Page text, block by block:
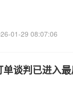
01-29 08:07:06
谈判已进入